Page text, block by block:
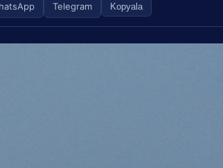
Telegram Kopyala